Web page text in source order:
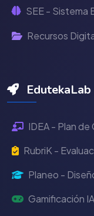
SEE - Sistema
Recursos
EdutekaLab
IDEA - Plan de
RubriK -
Planeo -
Gamificación IA